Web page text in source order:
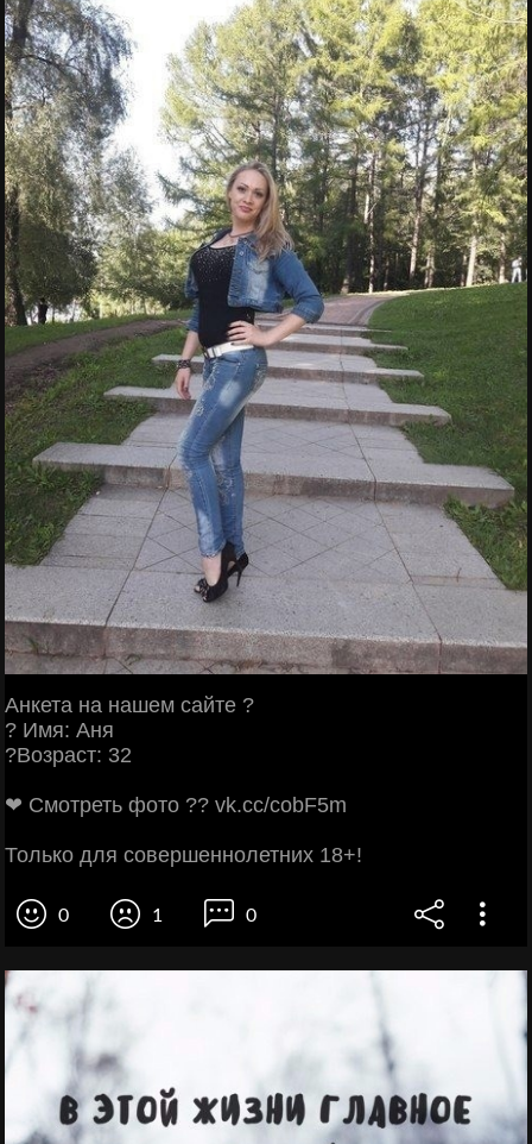
Анкета на нашем сайте ?
? Имя: Аня
?Возраст: 32
❤ Смотреть фото ?? vk.cc/cobF5m
Только для совершеннолетних 18+!
0 1 0